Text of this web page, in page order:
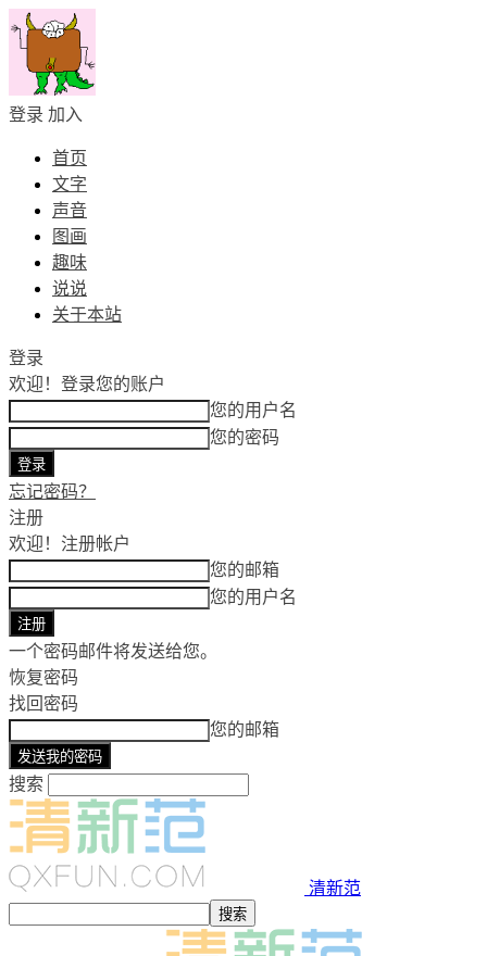
登录 加入
首页
文字
声音
图画
趣味
说说
关于本站
登录
欢迎！ 登录您的账户
您的用户名
您的密码
忘记密码？
注册
欢迎！ 注册帐户
您的邮箱
您的用户名
一个密码邮件将发送给您。
恢复密码
找回密码
您的邮箱
搜索
清新范